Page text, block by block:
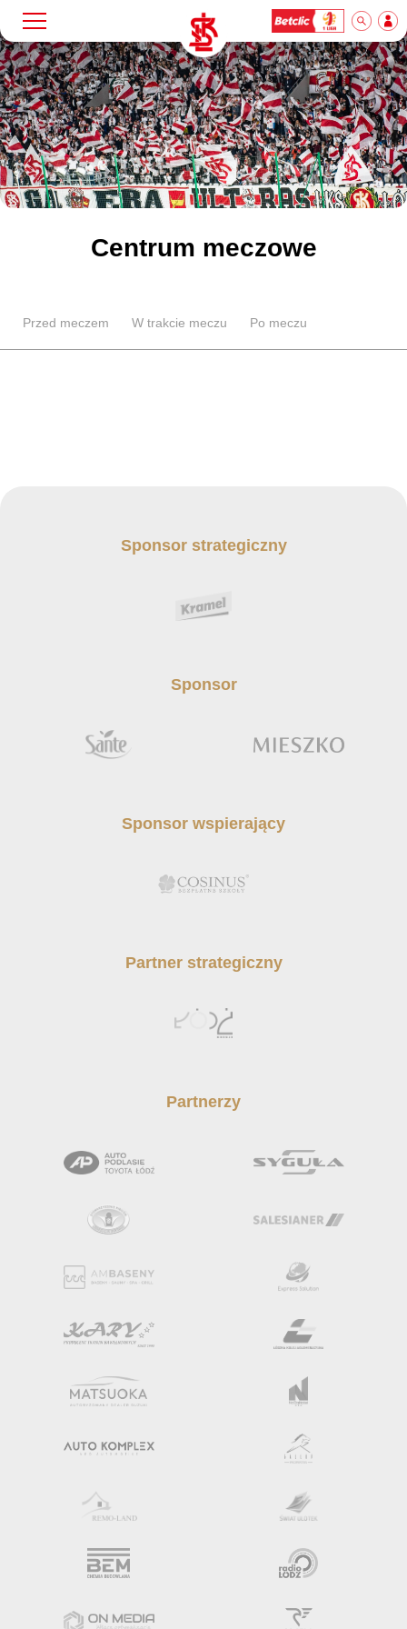
Klub
Mecze
Bilety
Biznes
Szukaj
Centrum meczowe
Przed meczem W trakcie meczu Po meczu
Sponsor strategiczny
Sponsor
Sponsor wspierający
Partner strategiczny
Partnerzy